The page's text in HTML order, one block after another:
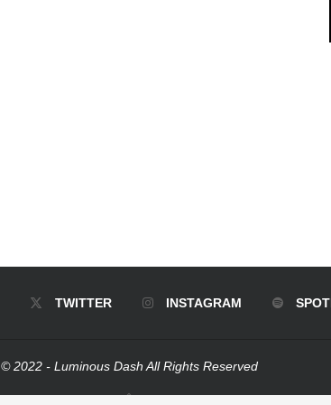
TWITTER INSTAGRAM
© 2022 - Luminous Dash All Rights Reserved